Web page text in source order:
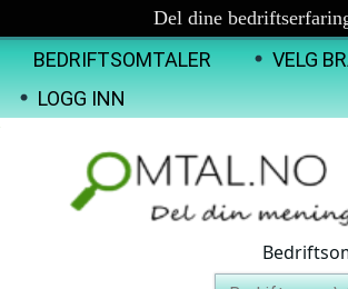
Del dine
BEDRIFTSOMTALER VELG
LOGG INN